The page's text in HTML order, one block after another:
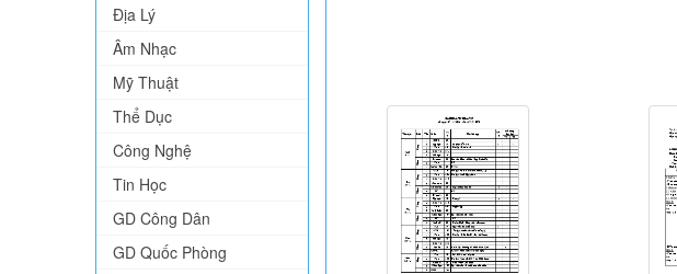
Địa Lý
Âm Nhạc
Mỹ Thuật
Thể Dục
Công Nghệ
Tin Học
GD Công Dân
GD Quốc Phòng